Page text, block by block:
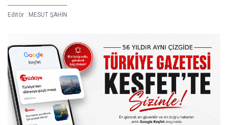
Editör : MESUT ŞAHİN